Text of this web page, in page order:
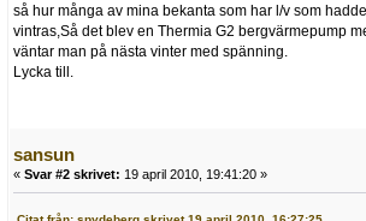
så hur många av mina bekanta som har l/v som
vintras,Så det blev en Thermia G2 bergvärmepump
väntar man på nästa vinter med spänning.
Lycka till.
sansun
« Svar #2 skrivet: 19 april 2010, 19:41:20 »